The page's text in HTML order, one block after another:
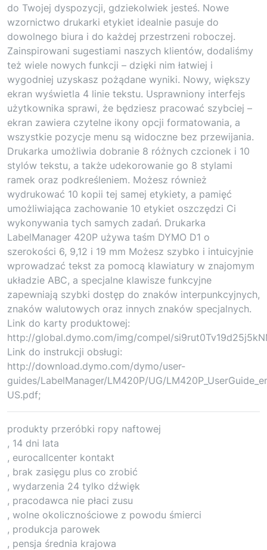
do Twojej dyspozycji, gdziekolwiek jesteś. Nowe
wzornictwo drukarki etykiet idealnie pasuje do
dowolnego biura i do każdej przestrzeni roboczej.
Zainspirowani sugestiami naszych klientów, dodaliśmy
też wiele nowych funkcji – dzięki nim łatwiej i
wygodniej uzyskasz pożądane wyniki. Nowy, większy
ekran wyświetla 4 linie tekstu. Usprawniony interfejs
użytkownika sprawi, że będziesz pracować szybciej –
ekran zawiera czytelne ikony opcji formatowania, a
wszystkie pozycje menu są widoczne bez przewijania.
Drukarka umożliwia dobranie 8 różnych czcionek i 10
stylów tekstu, a także udekorowanie go 8 stylami
ramek oraz podkreśleniem. Możesz również
wydrukować 10 kopii tej samej etykiety, a pamięć
umożliwiająca zachowanie 10 etykiet oszczędzi Ci
wykonywania tych samych zadań. Drukarka
LabelManager 420P używa taśm DYMO D1 o
szerokości 6, 9,12 i 19 mm Możesz szybko i intuicyjnie
wprowadzać tekst za pomocą klawiatury w znajomym
układzie ABC, a specjalne klawisze funkcyjne
zapewniają szybki dostęp do znaków interpunkcyjnych,
znaków walutowych oraz innych znaków specjalnych.
Link do karty produktowej:
http://global.dymo.com/img/compel/
Link do instrukcji obsługi:
http://download.dymo.com/dymo/user-
guides/LabelManager/LM420P/UG/
US.pdf;
produkty przeróbki ropy naftowej
, 14 dni lata
, eurocallcenter kontakt
, brak zasięgu plus co zrobić
, wydarzenia 24 tylko dźwięk
, pracodawca nie płaci zusu
, wolne okolicznościowe z powodu śmierci
, produkcja parowek
, pensja średnia krajowa